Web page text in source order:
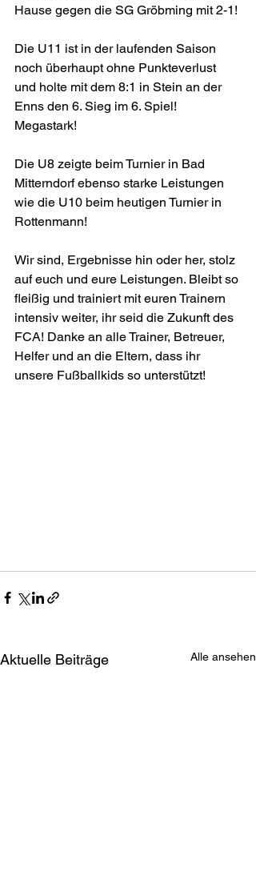
Hause gegen die SG Gröbming mit 2-1!
Die U11 ist in der laufenden Saison
noch überhaupt ohne Punkteverlust
und holte mit dem 8:1 in Stein an der
Enns den 6. Sieg im 6. Spiel!
Megastark!
Die U8 zeigte beim Turnier in Bad
Mitterndorf ebenso starke Leistungen
wie die U10 beim heutigen Turnier in
Rottenmann!
Wir sind, Ergebnisse hin oder her, stolz
auf euch und eure Leistungen. Bleibt so
fleißig und trainiert mit euren Trainern
intensiv weiter, ihr seid die Zukunft des
FCA! Danke an alle Trainer, Betreuer,
Helfer und an die Eltern, dass ihr
unsere Fußballkids so unterstützt!
Aktuelle Beiträge Alle ansehen